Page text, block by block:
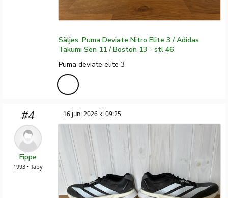
Säljes: Puma Deviate Nitro Elite 3 / Adidas
Takumi Sen 11 / Boston 13 - stl 46
Puma deviate elite 3
#4
Fippe
1993 • Täby
16 juni 2026 kl 09:25